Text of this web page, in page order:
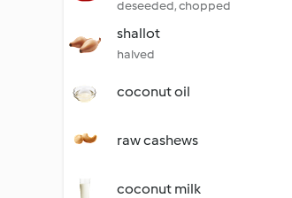
deseeded, chopped
shallot
halved
coconut oil
raw cashews
coconut milk